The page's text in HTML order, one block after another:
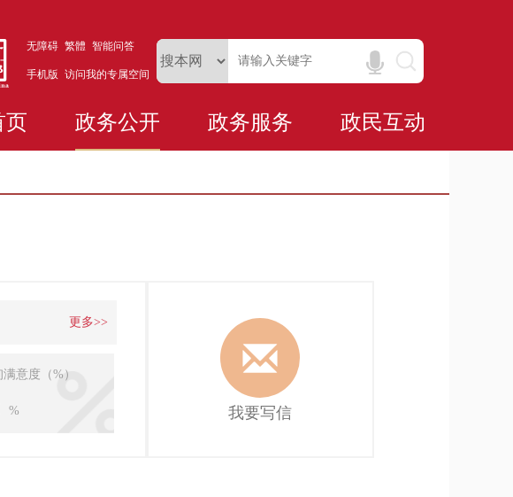
无障碍 繁體 智能问答
手机版 访问我的专属空间
页 政务公开 政务服务 政民互动
更多>>
满意度（%）
% 我要写信